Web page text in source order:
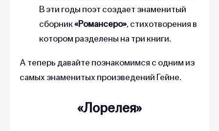
В эти годы поэт создает знаменитый
сборник«‎Романсеро», стихотворения в
котором разделены на три книги.
А теперь давайте познакомимся с одним из
самых знаменитых произведений Гейне.
«Лорелея»